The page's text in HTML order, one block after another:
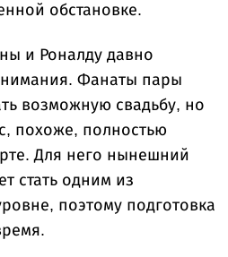
обстановке.
и Роналду давно
Фанаты пары
возможную свадьбу, но
похоже, полностью
Для него нынешний
стать одним из
поэтому подготовка